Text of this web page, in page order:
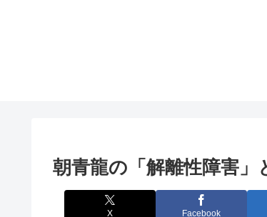
朝青龍の「解離性障害」
X Facebook